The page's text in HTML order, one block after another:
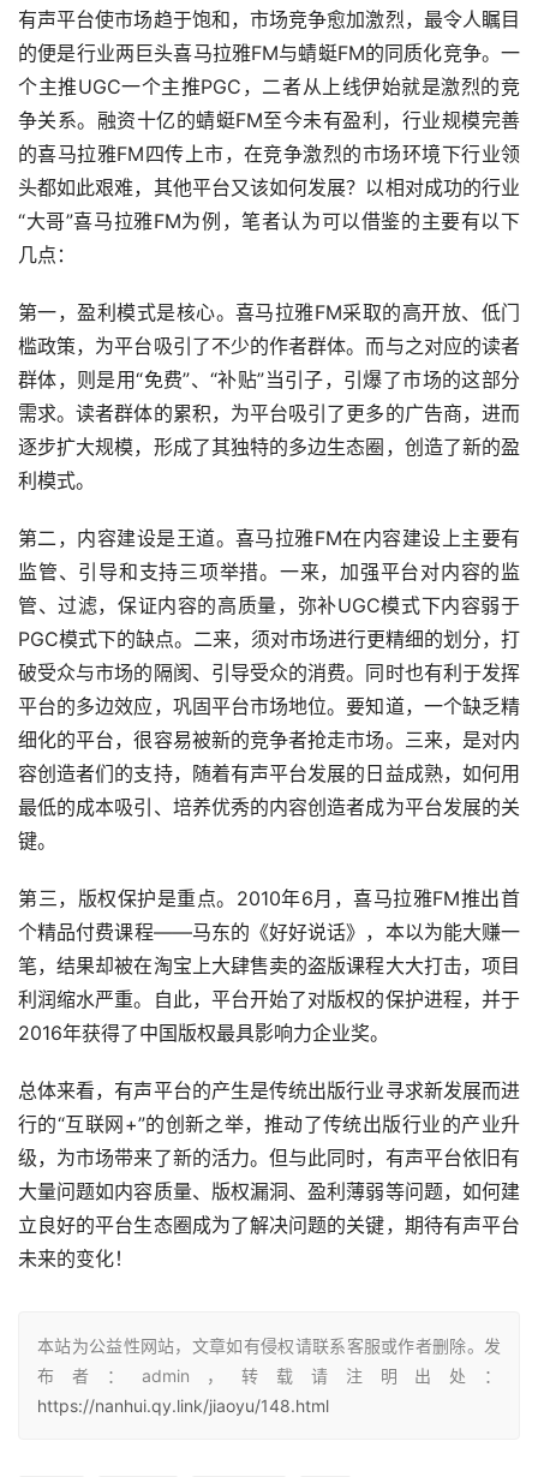
有声平台使市场趋于饱和，市场竞争愈加激烈，最令人瞩目
的便是行业两巨头喜马拉雅FM与蜻蜓FM的同质化竞争。一
个主推UGC一个主推PGC，二者从上线伊始就是激烈的竞
争关系。融资十亿的蜻蜓FM至今未有盈利，行业规模完善
的喜马拉雅FM四传上市，在竞争激烈的市场环境下行业领
头都如此艰难，其他平台又该如何发展？以相对成功的行业
“大哥”喜马拉雅FM为例，笔者认为可以借鉴的主要有以下
几点：
第一，盈利模式是核心。喜马拉雅FM采取的高开放、低门
槛政策，为平台吸引了不少的作者群体。而与之对应的读者
群体，则是用“免费”、“补贴”当引子，引爆了市场的这部分
需求。读者群体的累积，为平台吸引了更多的广告商，进而
逐步扩大规模，形成了其独特的多边生态圈，创造了新的盈
利模式。
第二，内容建设是王道。喜马拉雅FM在内容建设上主要有
监管、引导和支持三项举措。一来，加强平台对内容的监
管、过滤，保证内容的高质量，弥补UGC模式下内容弱于
PGC模式下的缺点。二来，须对市场进行更精细的划分，打
破受众与市场的隔阂、引导受众的消费。同时也有利于发挥
平台的多边效应，巩固平台市场地位。要知道，一个缺乏精
细化的平台，很容易被新的竞争者抢走市场。三来，是对内
容创造者们的支持，随着有声平台发展的日益成熟，如何用
最低的成本吸引、培养优秀的内容创造者成为平台发展的关
键。
第三，版权保护是重点。2010年6月，喜马拉雅FM推出首
个精品付费课程——马东的《好好说话》，本以为能大赚一
笔，结果却被在淘宝上大肆售卖的盗版课程大大打击，项目
利润缩水严重。自此，平台开始了对版权的保护进程，并于
2016年获得了中国版权最具影响力企业奖。
总体来看，有声平台的产生是传统出版行业寻求新发展而进
行的“互联网+”的创新之举，推动了传统出版行业的产业升
级，为市场带来了新的活力。但与此同时，有声平台依旧有
大量问题如内容质量、版权漏洞、盈利薄弱等问题，如何建
立良好的平台生态圈成为了解决问题的关键，期待有声平台
未来的变化！
本站为公益性网站，文章如有侵权请联系客服或作者删除。发
布者：admin，转载请注明出处：
https://nanhui.qy.link/jiaoyu/148.html